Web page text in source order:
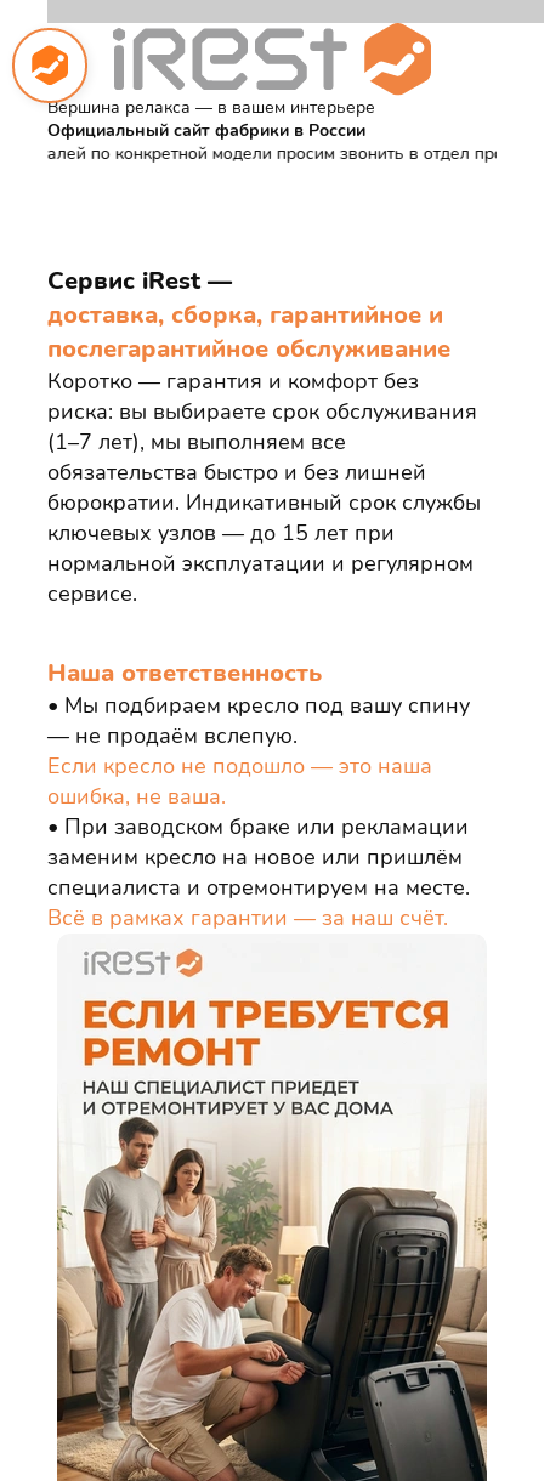
Вершина релакса — в вашем интерьере
Официальный сайт фабрики в России
по конкретной модели просим звонить в отдел продаж•На
Сервис iRest —
доставка, сборка, гарантийное и
послегарантийное обслуживание
Коротко — гарантия и комфорт без
риска: вы выбираете срок обслуживания
(1–7 лет), мы выполняем все
обязательства быстро и без лишней
бюрократии. Индикативный срок службы
ключевых узлов — до 15 лет при
нормальной эксплуатации и регулярном
сервисе.
Наша ответственность
Мы подбираем кресло под вашу спину
— не продаём вслепую.
Если кресло не подошло — это наша
ошибка, не ваша.
При заводском браке или рекламации
заменим кресло на новое или пришлём
специалиста и отремонтируем на месте.
Всё в рамках гарантии — за наш счёт.